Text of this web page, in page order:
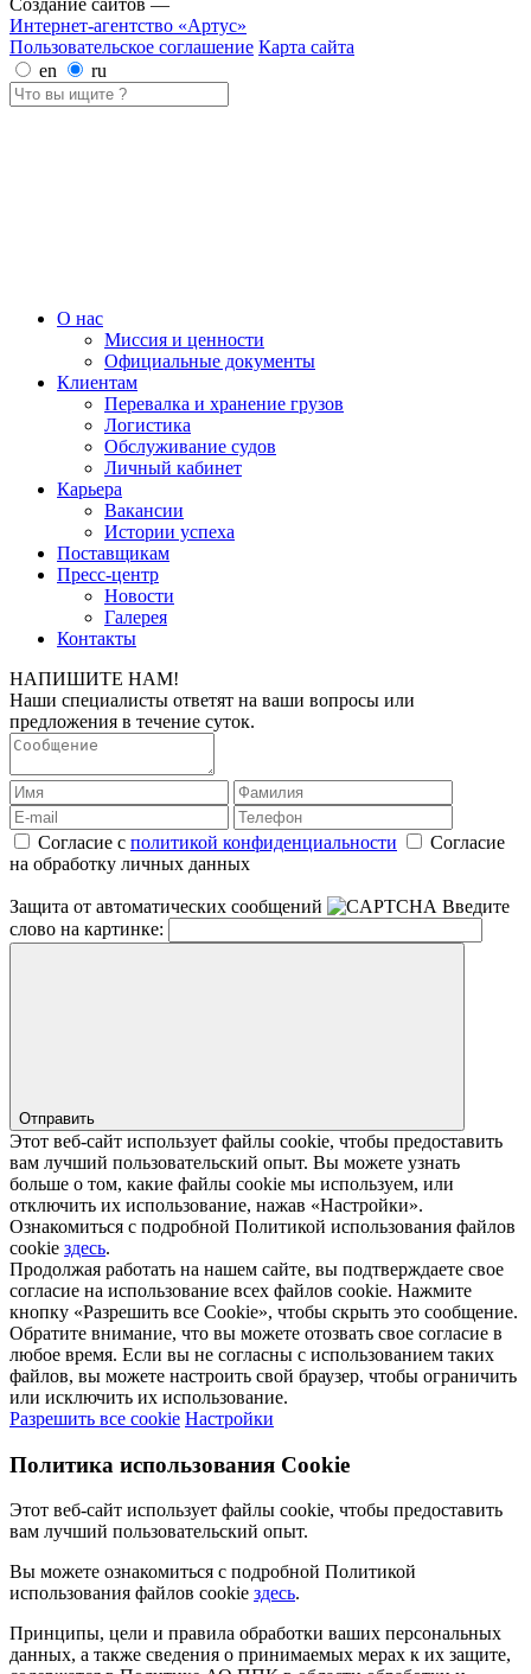
Интернет-агентство «Артус»
Пользовательское соглашение Карта сайта
en
ru
О нас
Миссия и ценности
Официальные документы
Клиентам
Перевалка и хранение грузов
Логистика
Обслуживание судов
Личный кабинет
Карьера
Вакансии
Истории успеха
Поставщикам
Пресс-центр
Новости
Галерея
Контакты
НАПИШИТЕ НАМ!
Наши специалисты ответят на ваши вопросы или
предложения в течение суток.
Согласие с политикой конфиденциальности
Согласие
на обработку личных данных
Защита от автоматических сообщений
Введите
слово на картинке:
Отправить
Этот веб-сайт использует файлы cookie, чтобы предоставить
вам лучший пользовательский опыт. Вы можете узнать
больше о том, какие файлы cookie мы используем, или
отключить их использование, нажав «Настройки».
Ознакомиться с подробной Политикой использования файлов
cookie здесь.
Продолжая работать на нашем сайте, вы подтверждаете свое
согласие на использование всех файлов cookie. Нажмите
кнопку «Разрешить все Cookie», чтобы скрыть это сообщение.
Обратите внимание, что вы можете отозвать свое согласие в
любое время. Если вы не согласны с использованием таких
файлов, вы можете настроить свой браузер, чтобы ограничить
или исключить их использование.
Разрешить все cookie Настройки
Политика использования Cookie
Этот веб-сайт использует файлы cookie, чтобы предоставить
вам лучший пользовательский опыт.
Вы можете ознакомиться с подробной Политикой
использования файлов cookie здесь.
Принципы, цели и правила обработки ваших персональных
данных, а также сведения о принимаемых мерах к их защите,